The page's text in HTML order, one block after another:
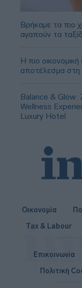
Βρήκαμε τα πιο
αγαπούν τα
Η πιο
αποτέλεσμα στη
Balance & Glow:
Wellness
Luxury Hotel
Οικονομία
Tax & Labour
Επικοινωνία
Πολιτική